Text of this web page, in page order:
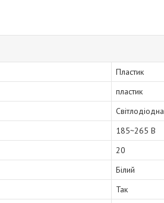
Пластик
пластик
Світлодіодна
185~265 B
20
Білий
Так